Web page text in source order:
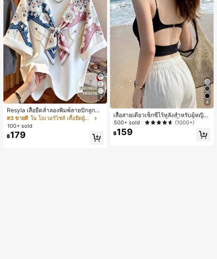
7
Resyla เสื้อยืดลำลองพิมพ์ลายปักลูกปัด
รูปโบว์ขนาดใหญ่สำหรับผู้หญิง
#3 ขายดี
ใน โอเวอร์ไซส์ เสื้อยืดผู้หญิง
100+ sold
฿179
4
เสื้อสายเดี่ยวเซ็กซี่ไร้หลังสำหรับผู้หญิง
พร้อมบราแบบมีฟองน้ำ, เสื้อกล้ามแขน
กุด, เสื้อลำลองสีดำสำหรับฤดูร้อน
500+ sold (1000+)
฿159